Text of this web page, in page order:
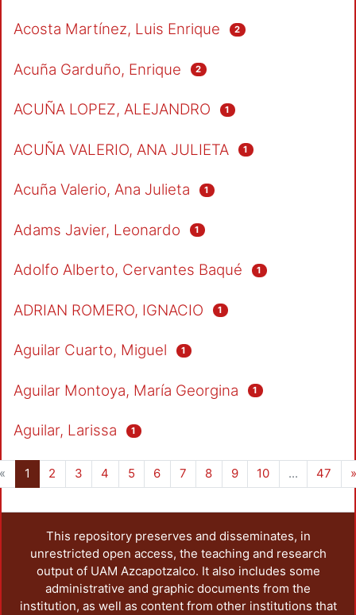
Acosta Martínez, Luis Enrique 2
Acuña Garduño, Enrique 2
ACUÑA LOPEZ, ALEJANDRO 1
ACUÑA VALERIO, ANA JULIETA 1
Acuña Valerio, Ana Julieta 1
Adams Javier, Leonardo 1
Adolfo Alberto, Cervantes Baqué 1
ADRIAN ROMERO, IGNACIO 1
Aguilar Cuarto, Miguel 1
Aguilar Montoya, María Georgina 1
Aguilar, Larissa 1
« 1 (current)
2 3 4 5 6 7 8 9 10 ... 47 »
This repository preserves and disseminates, in
unrestricted open access, the teaching and research
output of UAM Azcapotzalco. It also includes some
administrative and graphic documents from the
institution, as well as content from other institutions that